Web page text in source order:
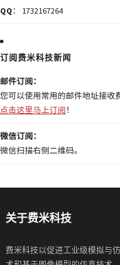
QQ ： 1732167264
订阅费米科技新闻
邮件订阅：
您可以使用常用的邮件地址接收
点击这里马上订阅 ！
微信订阅：
微信扫描右侧二维码。
关于费米科技
费米科技以促进工业级模拟与